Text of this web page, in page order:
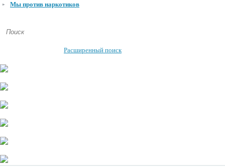
Мы против наркотиков
Расширенный поиск